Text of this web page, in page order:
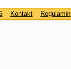
Kontakt Regulamin